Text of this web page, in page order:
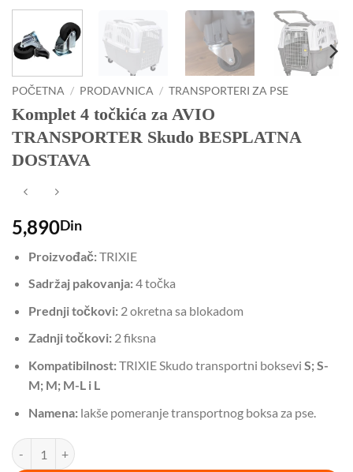
POČETNA / PRODAVNICA / TRANSPORTERI ZA PSE
Komplet 4 točkića za AVIO
TRANSPORTER Skudo BESPLATNA
DOSTAVA
5,890Din
Proizvođač:TRIXIE
Sadržaj pakovanja:4 točka
Prednji točkovi:2 okretna sa blokadom
Zadnji točkovi:2 fiksna
Kompatibilnost:TRIXIE Skudo transportni boksevi S; S-
M; M; M-L i L
Namena:lakše pomeranje transportnog boksa za pse.
Komplet 4 točkića za AVIO TRANSPORTER Skudo BESPLATNA